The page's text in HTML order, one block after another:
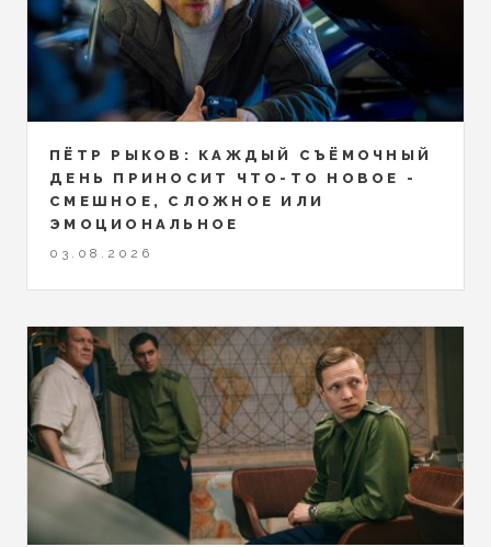
ПЁТР РЫКОВ: КАЖДЫЙ СЪЁМОЧНЫЙ
ДЕНЬ ПРИНОСИТ ЧТО-ТО НОВОЕ -
СМЕШНОЕ, СЛОЖНОЕ ИЛИ
ЭМОЦИОНАЛЬНОЕ
03.08.2026